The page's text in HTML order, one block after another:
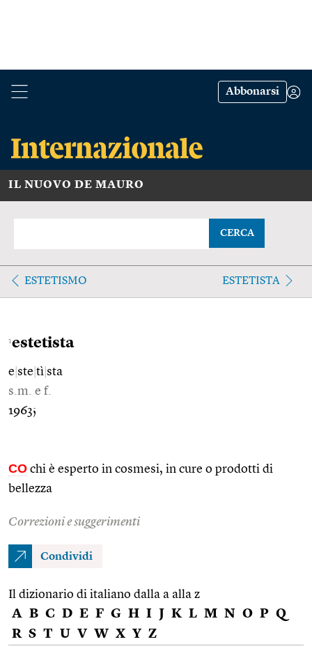
Abbonarsi
IL NUOVO DE MAURO
CERCA
ESTETISMO ESTETISTA
1estetista
e ste tì sta
s.m. e f.
1963;
CO chi è esperto in cosmesi, in cure o prodotti di
bellezza
Correzioni e suggerimenti
Condividi
Il dizionario di italiano dalla a alla z
A B C D E F G H I J K L M N O P Q
R S T U V W X Y Z